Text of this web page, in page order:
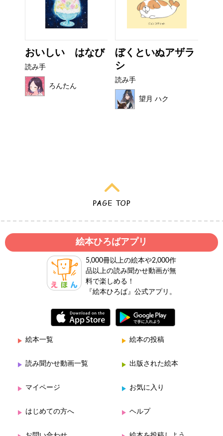
おいしい はなび
読み手
ろんたん
ぼくといぬアザラ
シ
読み手
望月 ハク
絵本ひろばアプリ
5,000冊以上の絵本や2,000作
品以上の読み聞かせ動画が無
料で楽しめる！
『絵本ひろば』公式アプリ。
絵本一覧 絵本の投稿
読み聞かせ動画一覧 出版された絵本
マイページ お気に入り
はじめての方へ ヘルプ